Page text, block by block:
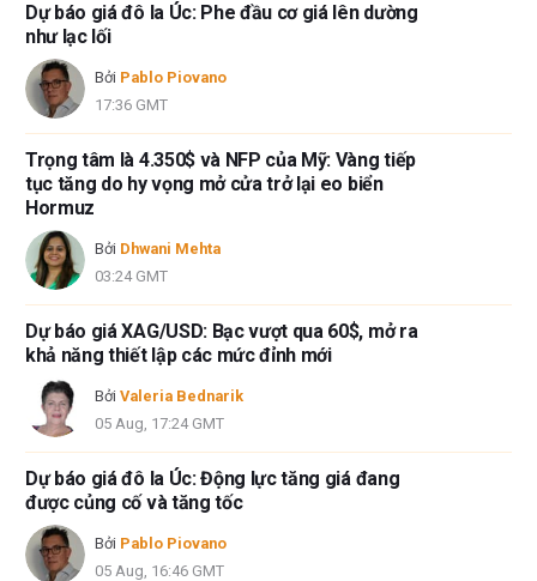
Dự báo giá đô la Úc: Phe đầu cơ giá lên dường
như lạc lối
Bởi Pablo Piovano
17:36 GMT
Trọng tâm là 4.350$ và NFP của Mỹ: Vàng tiếp
tục tăng do hy vọng mở cửa trở lại eo biển
Hormuz
Bởi Dhwani Mehta
03:24 GMT
Dự báo giá XAG/USD: Bạc vượt qua 60$, mở ra
khả năng thiết lập các mức đỉnh mới
Bởi Valeria Bednarik
05 Aug, 17:24 GMT
Dự báo giá đô la Úc: Động lực tăng giá đang
được củng cố và tăng tốc
Bởi Pablo Piovano
05 Aug, 16:46 GMT